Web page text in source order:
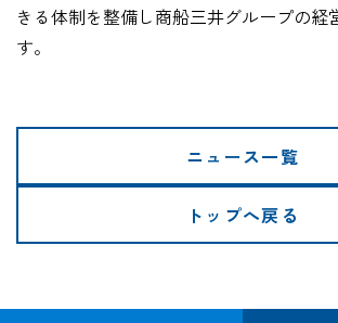
きる体制を整備し商船三井グループの経
す。
ニュース一覧
トップへ戻る